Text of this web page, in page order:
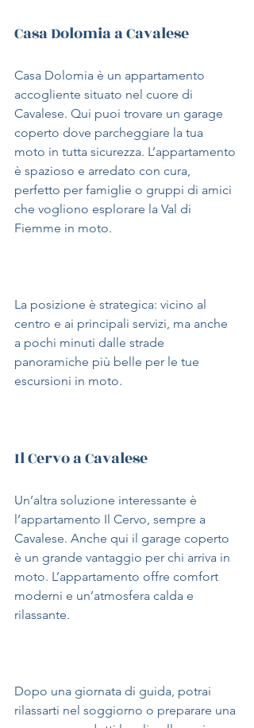
Casa Dolomia a Cavalese
Casa Dolomia è un appartamento
accogliente situato nel cuore di
Cavalese. Qui puoi trovare un garage
coperto dove parcheggiare la tua
moto in tutta sicurezza. L’appartamento
è spazioso e arredato con cura,
perfetto per famiglie o gruppi di amici
che vogliono esplorare la Val di
Fiemme in moto.
La posizione è strategica: vicino al
centro e ai principali servizi, ma anche
a pochi minuti dalle strade
panoramiche più belle per le tue
escursioni in moto.
Il Cervo a Cavalese
Un’altra soluzione interessante è
l’appartamento Il Cervo, sempre a
Cavalese. Anche qui il garage coperto
è un grande vantaggio per chi arriva in
moto. L’appartamento offre comfort
moderni e un’atmosfera calda e
rilassante.
Dopo una giornata di guida, potrai
rilassarti nel soggiorno o preparare una